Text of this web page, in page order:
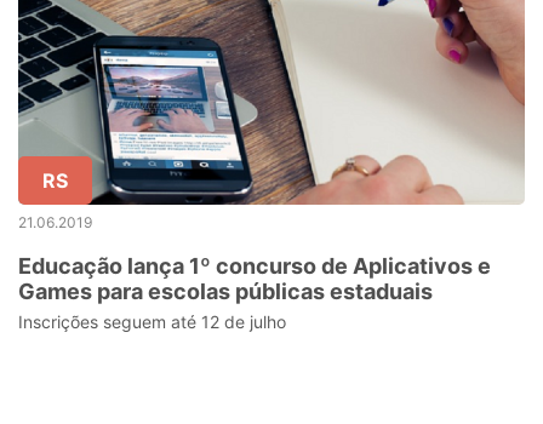
RS
21.06.2019
Educação lança 1º concurso de Aplicativos e
Games para escolas públicas estaduais
Inscrições seguem até 12 de julho